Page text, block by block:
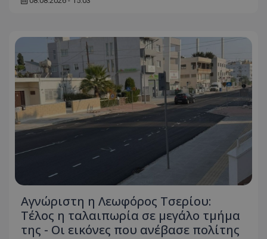
Αγνώριστη η Λεωφόρος Τσερίου:
Τέλος η ταλαιπωρία σε μεγάλο τμήμα
της - Οι εικόνες που ανέβασε πολίτης